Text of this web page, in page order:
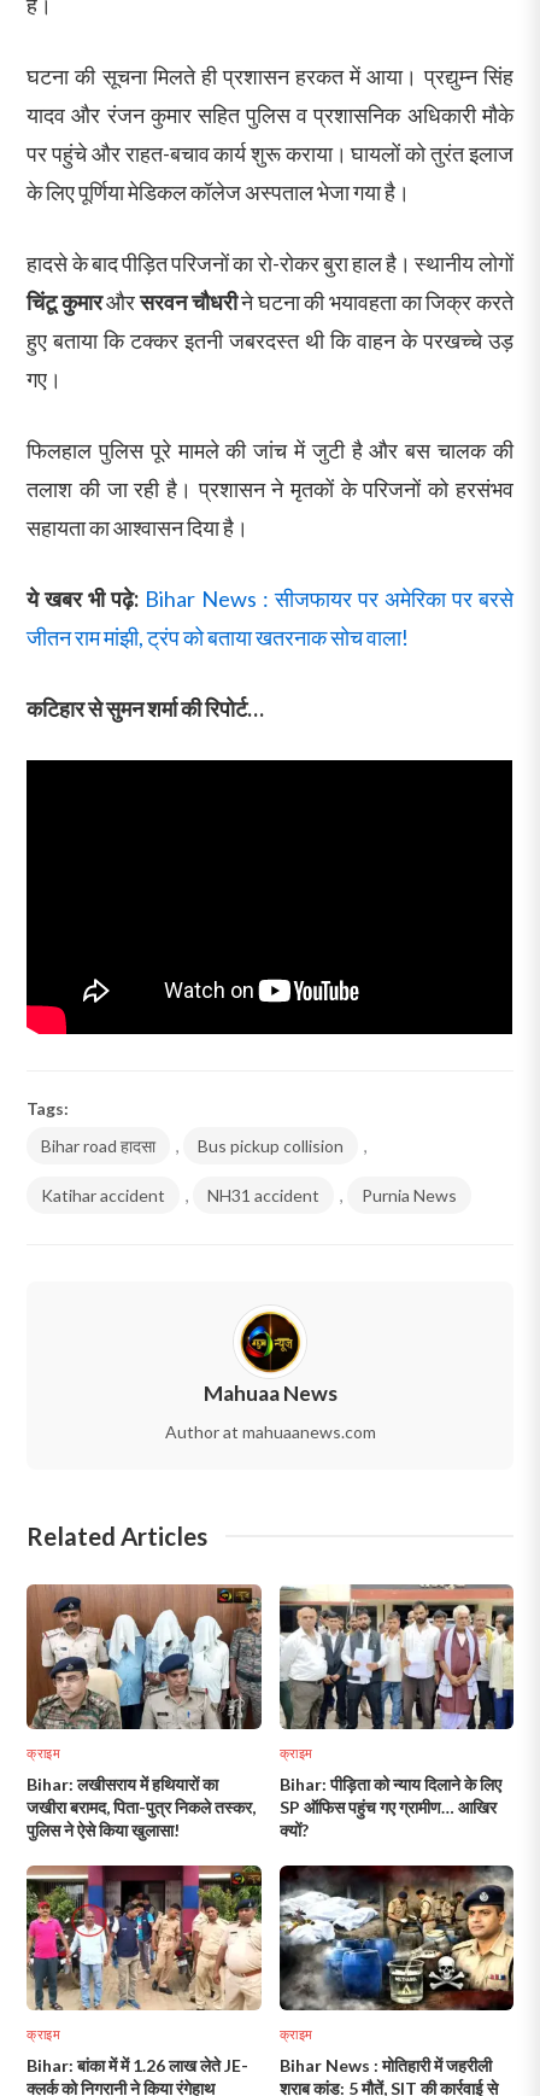
घटना की सूचना मिलते ही प्रशासन हरकत में आया। प्रद्युम्न सिंह
यादव और रंजन कुमार सहित पुलिस व प्रशासनिक अधिकारी मौके
पर पहुंचे और राहत-बचाव कार्य शुरू कराया। घायलों को तुरंत इलाज
के लिए पूर्णिया मेडिकल कॉलेज अस्पताल भेजा गया है।
हादसे के बाद पीड़ित परिजनों का रो-रोकर बुरा हाल है। स्थानीय लोगों
चिंटू कुमारऔरसरवन चौधरीने घटना की भयावहता का जिक्र करते
हुए बताया कि टक्कर इतनी जबरदस्त थी कि वाहन के परखच्चे उड़
गए।
फिलहाल पुलिस पूरे मामले की जांच में जुटी है और बस चालक की
तलाश की जा रही है। प्रशासन ने मृतकों के परिजनों को हरसंभव
सहायता का आश्वासन दिया है।
ये खबर भी पढ़े: Bihar News : सीजफायर पर अमेरिका पर बरसे
जीतन राम मांझी, ट्रंप को बताया खतरनाक सोच वाला!
कटिहार से सुमन शर्मा की रिपोर्ट…
Tags:
Bihar road हादसा
, Bus pickup collision ,
Katihar accident , NH31 accident , Purnia News
Mahuaa News
Author at mahuaanews.com
Related Articles
क्राइम
Bihar: लखीसराय में हथियारों का
जखीरा बरामद, पिता-पुत्र निकले तस्कर,
पुलिस ने ऐसे किया खुलासा!
क्राइम
Bihar: पीड़िता को न्याय दिलाने के लिए
SP ऑफिस पहुंच गए ग्रामीण… आखिर
क्यों?
क्राइम
Bihar: बांका में में 1.26 लाख लेते JE-
क्लर्क को निगरानी ने किया रंगेहाथ
क्राइम
Bihar News : मोतिहारी में जहरीली
शराब कांड: 5 मौतें, SIT की कार्रवाई से